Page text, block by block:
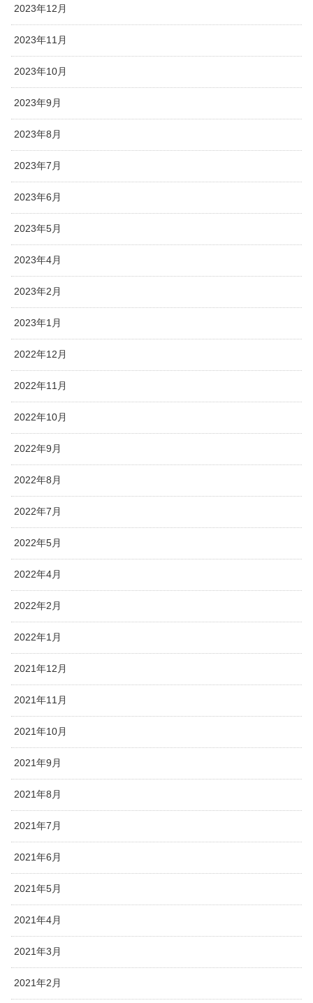
2023年12月
2023年11月
2023年10月
2023年9月
2023年8月
2023年7月
2023年6月
2023年5月
2023年4月
2023年2月
2023年1月
2022年12月
2022年11月
2022年10月
2022年9月
2022年8月
2022年7月
2022年5月
2022年4月
2022年2月
2022年1月
2021年12月
2021年11月
2021年10月
2021年9月
2021年8月
2021年7月
2021年6月
2021年5月
2021年4月
2021年3月
2021年2月